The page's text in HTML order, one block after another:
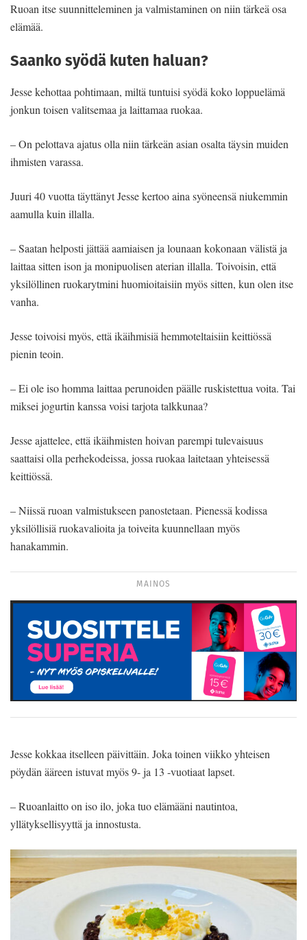
Ruoan itse suunnitteleminen ja valmistaminen on niin tärkeä osa
elämää.
Saanko syödä kuten haluan?
Jesse kehottaa pohtimaan, miltä tuntuisi syödä koko loppuelämä
jonkun toisen valitsemaa ja laittamaa ruokaa.
– On pelottava ajatus olla niin tärkeän asian osalta täysin muiden
ihmisten varassa.
Juuri 40 vuotta täyttänyt Jesse kertoo aina syöneensä niukemmin
aamulla kuin illalla.
– Saatan helposti jättää aamiaisen ja lounaan kokonaan välistä ja
laittaa sitten ison ja monipuolisen aterian illalla. Toivoisin, että
yksilöllinen ruokarytmini huomioitaisiin myös sitten, kun olen itse
vanha.
Jesse toivoisi myös, että ikäihmisiä hemmoteltaisiin keittiössä
pienin teoin.
– Ei ole iso homma laittaa perunoiden päälle ruskistettua voita. Tai
miksei jogurtin kanssa voisi tarjota talkkunaa?
Jesse ajattelee, että ikäihmisten hoivan parempi tulevaisuus
saattaisi olla perhekodeissa, jossa ruokaa laitetaan yhteisessä
keittiössä.
– Niissä ruoan valmistukseen panostetaan. Pienessä kodissa
yksilöllisiä ruokavalioita ja toiveita kuunnellaan myös
hanakammin.
MAINOS
Jesse kokkaa itselleen päivittäin. Joka toinen viikko yhteisen
pöydän ääreen istuvat myös 9- ja 13 -vuotiaat lapset.
– Ruoanlaitto on iso ilo, joka tuo elämääni nautintoa,
yllätyksellisyyttä ja innostusta.